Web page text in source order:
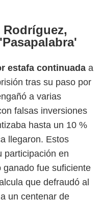
estafa continuada a
tras su paso por
a varias
falsas inversiones
hasta un 10 %
llegaron. Estos
participación en
ganado fue suficiente
que defraudó al
un centenar de